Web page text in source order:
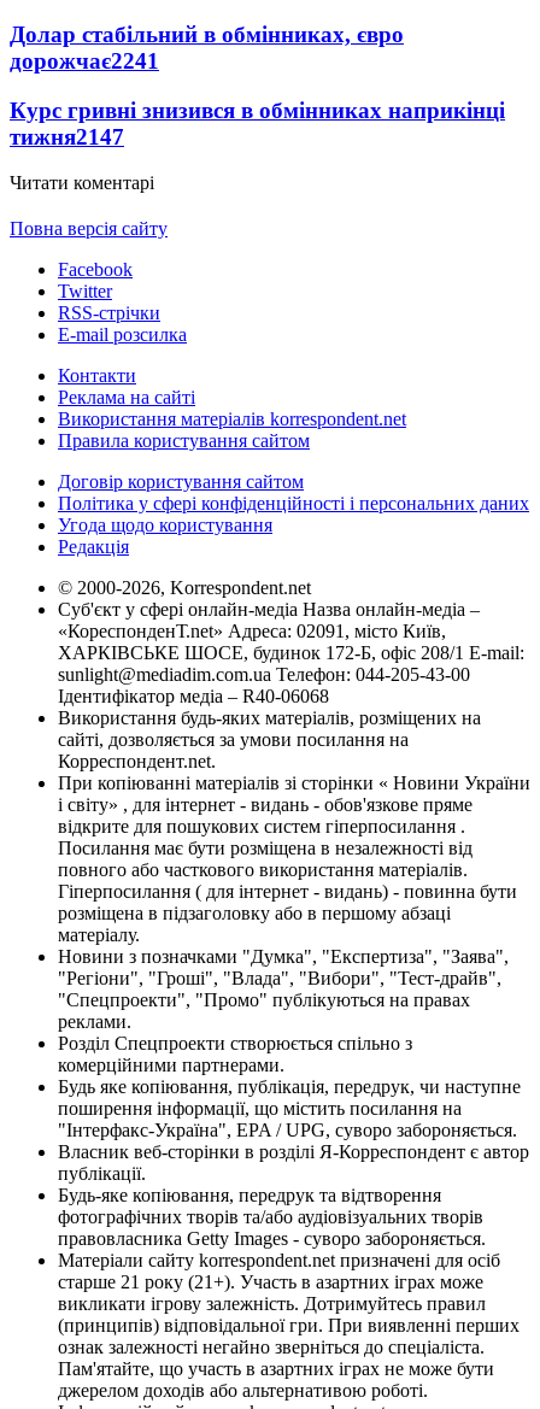
Долар стабільний в обмінниках, євро
дорожчає2241
Курс гривні знизився в обмінниках наприкінці
тижня2147
Читати коментарі
Повна версія сайту
Facebook
Twitter
RSS-стрічки
E-mail розсилка
Контакти
Реклама на сайті
Використання матеріалів korrespondent.net
Правила користування сайтом
Договір користування сайтом
Політика у сфері конфіденційності і персональних даних
Угода щодо користування
Редакція
© 2000-2026, Korrespondent.net
Суб'єкт у сфері онлайн-медіа Назва онлайн-медіа –
«КореспонденТ.net» Адреса: 02091, місто Київ,
ХАРКІВСЬКЕ ШОСЕ, будинок 172-Б, офіс 208/1 E-mail:
sunlight@mediadim.com.ua Телефон: 044-205-43-00
Ідентифікатор медіа – R40-06068
Використання будь-яких матеріалів, розміщених на
сайті, дозволяється за умови посилання на
Корреспондент.net.
При копіюванні матеріалів зі сторінки « Новини України
і світу» , для інтернет - видань - обов'язкове пряме
відкрите для пошукових систем гіперпосилання .
Посилання має бути розміщена в незалежності від
повного або часткового використання матеріалів.
Гіперпосилання ( для інтернет - видань) - повинна бути
розміщена в підзаголовку або в першому абзаці
матеріалу.
Новини з позначками "Думка", "Експертиза", "Заява",
"Регіони", "Гроші", "Влада", "Вибори", "Тест-драйв",
"Спецпроекти", "Промо" публікуються на правах
реклами.
Розділ Спецпроекти створюється спільно з
комерційними партнерами.
Будь яке копіювання, публікація, передрук, чи наступне
поширення інформації, що містить посилання на
"Інтерфакс-Україна", EPA / UPG, суворо забороняється.
Власник веб-сторінки в розділі Я-Корреспондент є автор
публікації.
Будь-яке копіювання, передрук та відтворення
фотографічних творів та/або аудіовізуальних творів
правовласника Getty Images - суворо забороняється.
Матеріали сайту korrespondent.net призначені для осіб
старше 21 року (21+). Участь в азартних іграх може
викликати ігрову залежність. Дотримуйтесь правил
(принципів) відповідальної гри. При виявленні перших
ознак залежності негайно зверніться до спеціаліста.
Пам'ятайте, що участь в азартних іграх не може бути
джерелом доходів або альтернативою роботі.